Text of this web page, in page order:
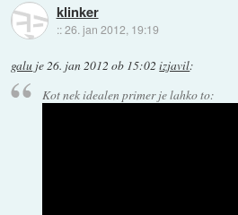
klinker
::26. jan 2012, 19:19
galu je26. jan 2012 ob 15:02 izjavil:
Kot nek idealen primer je lahko to: